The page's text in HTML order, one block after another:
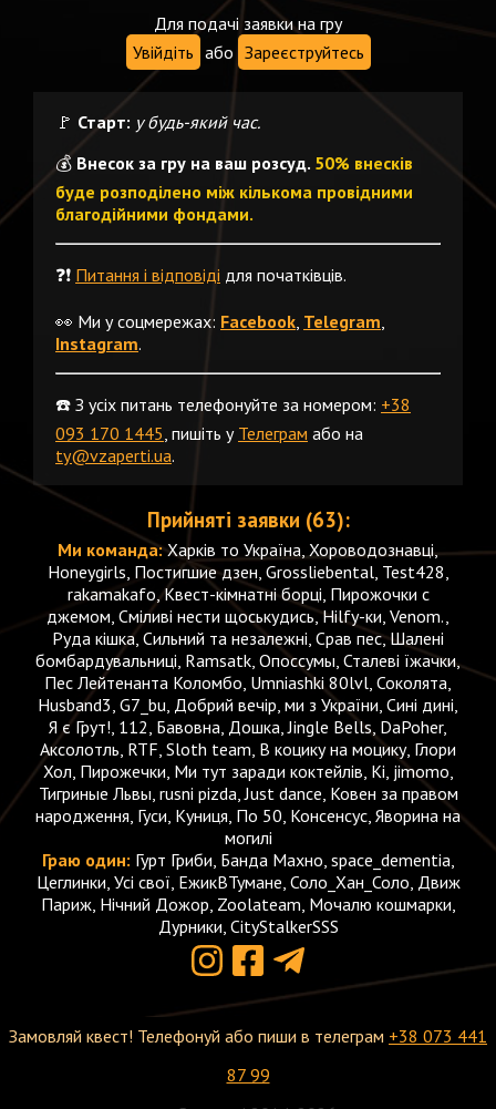
Для подачі заявки на гру
Увійдіть або Зареєструйтесь
🚩 Старт: у будь-який час.
💰 Внесок за гру на ваш розсуд. 50% внесків
буде розподілено між кількома провідними
благодійними фондами.
❓❗️ Питання і відповіді для початківців.
👀 Ми у соцмережах: Facebook, Telegram,
Instagram.
☎️ З усіх питань телефонуйте за номером: +38
093 170 1445, пишіть у Телеграм або на
ty@vzaperti.ua.
Прийняті заявки (63):
Ми команда:Харків то Україна, Хороводознавці,
Honeygirls, Постигшие дзен, Grossliebental, Test428,
rakamakafo, Квест-кімнатні борці, Пирожочки с
джемом, Сміливі нести щоськудись, Hilfy-ки, Venom.,
Руда кішка, Сильний та незалежні, Срав пес, Шалені
бомбардувальниці, Ramsatk, Опоссумы, Сталеві їжачки,
Пес Лейтенанта Коломбо, Umniashki 80lvl, Соколята,
Husband3, G7_bu, Добрий вечір, ми з України, Сині дині,
Я є Грут!, 112, Бавовна, Дошка, Jingle Bells, DaPoher,
Аксолотль, RTF, Sloth team, В коцику на моцику, Глори
Хол, Пирожечки, Ми тут заради коктейлів, Кі, jimomo,
Тигриные Львы, rusni pizda, Just dance, Ковен за правом
народження, Гуси, Куниця, По 50, Консенсус, Яворина на
могилі
Граю один: Гурт Гриби, Банда Махно, space_dementia,
Цеглинки, Усі свої, ЕжикВТумане, Соло_Хан_Соло, Движ
Париж, Нічний Дожор, Zoolateam, Мочалю кошмарки,
Дурники, CityStalkerSSS
Замовляй квест! Телефонуй або пиши в телеграм +38 073 441
87 99